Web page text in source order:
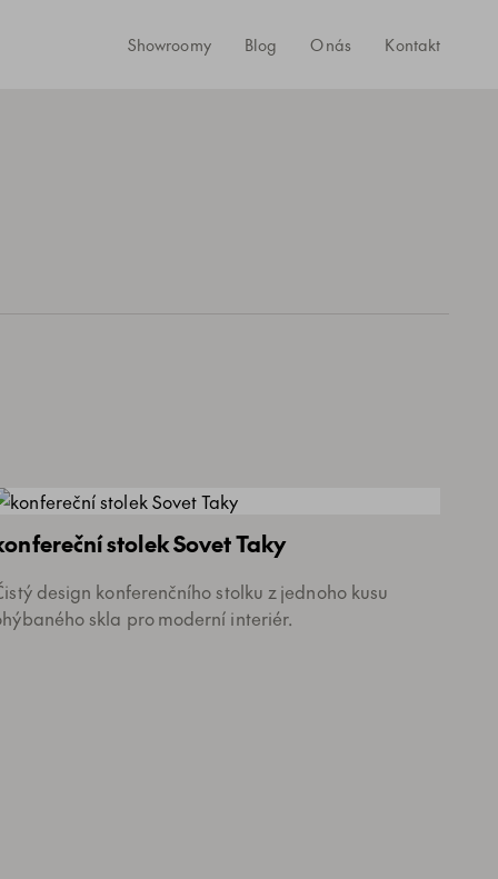
Showroomy Blog O nás Kontakt
stolek Sovet Taky
design konferenčního stolku z jednoho kusu
skla pro moderní interiér.